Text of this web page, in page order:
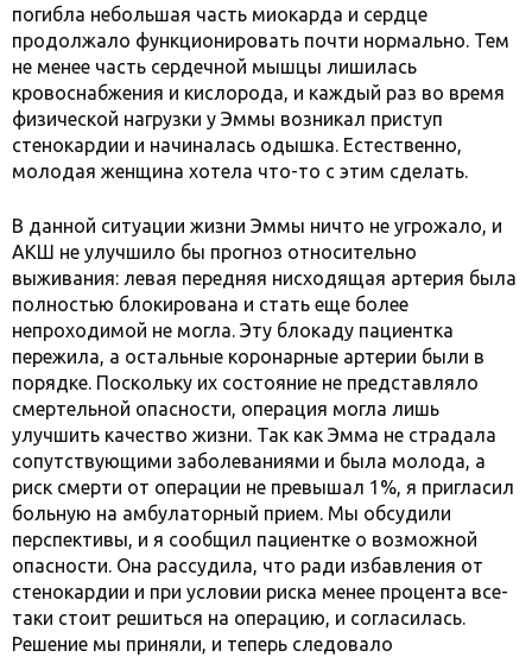
погибла небольшая часть миокарда и сердце
продолжало функционировать почти нормально. Тем
не менее часть сердечной мышцы лишилась
кровоснабжения и кислорода, и каждый раз во время
физической нагрузки у Эммы возникал приступ
стенокардии и начиналась одышка. Естественно,
молодая женщина хотела что-то с этим сделать.
В данной ситуации жизни Эммы ничто не угрожало, и
АКШ не улучшило бы прогноз относительно
выживания: левая передняя нисходящая артерия была
полностью блокирована и стать еще более
непроходимой не могла. Эту блокаду пациентка
пережила, а остальные коронарные артерии были в
порядке. Поскольку их состояние не представляло
смертельной опасности, операция могла лишь
улучшить качество жизни. Так как Эмма не страдала
сопутствующими заболеваниями и была молода, а
риск смерти от операции не превышал 1%, я пригласил
больную на амбулаторный прием. Мы обсудили
перспективы, и я сообщил пациентке о возможной
опасности. Она рассудила, что ради избавления от
стенокардии и при условии риска менее процента все-
таки стоит решиться на операцию, и согласилась.
Решение мы приняли, и теперь следовало